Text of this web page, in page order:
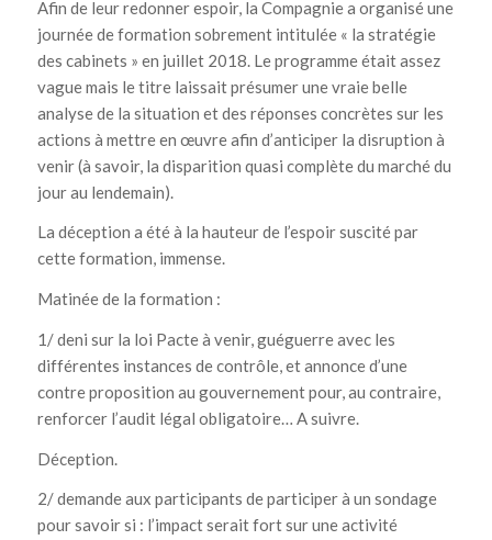
Afin de leur redonner espoir, la Compagnie a organisé une
journée de formation sobrement intitulée « la stratégie
des cabinets » en juillet 2018. Le programme était assez
vague mais le titre laissait présumer une vraie belle
analyse de la situation et des réponses concrètes sur les
actions à mettre en œuvre afin d’anticiper la disruption à
venir (à savoir, la disparition quasi complète du marché du
jour au lendemain).
La déception a été à la hauteur de l’espoir suscité par
cette formation, immense.
Matinée de la formation :
1/ deni sur la loi Pacte à venir, guéguerre avec les
différentes instances de contrôle, et annonce d’une
contre proposition au gouvernement pour, au contraire,
renforcer l’audit légal obligatoire… A suivre.
Déception.
2/ demande aux participants de participer à un sondage
pour savoir si : l’impact serait fort sur une activité